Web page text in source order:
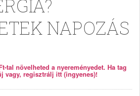
NAPOZÁS
tal növelheted a nyereményedet. Ha tag
vagy, regisztrálj itt (ingyenes)!